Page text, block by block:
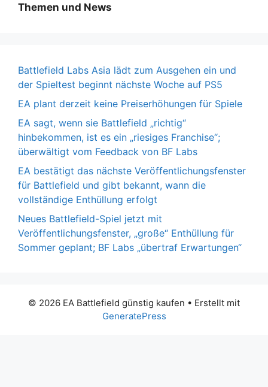
Themen und News
Battlefield Labs Asia lädt zum Ausgehen ein und
der Spieltest beginnt nächste Woche auf PS5
EA plant derzeit keine Preiserhöhungen für Spiele
EA sagt, wenn sie Battlefield „richtig“
hinbekommen, ist es ein „riesiges Franchise“;
überwältigt vom Feedback von BF Labs
EA bestätigt das nächste Veröffentlichungsfenster
für Battlefield und gibt bekannt, wann die
vollständige Enthüllung erfolgt
Neues Battlefield-Spiel jetzt mit
Veröffentlichungsfenster, „große“ Enthüllung für
Sommer geplant; BF Labs „übertraf Erwartungen“
© 2026 EA Battlefield günstig kaufen • Erstellt mit
GeneratePress